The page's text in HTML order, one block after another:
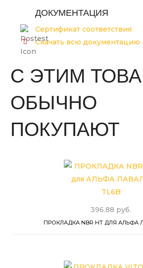
ДОКУМЕНТАЦИЯ
Сертификат соответствия
Скачать всю документацию
С ЭТИМ
ОБЫЧНО
ПОКУПАЮТ
396.88 руб.
ПРОКЛАДКА NBR HT ДЛЯ АЛЬФА